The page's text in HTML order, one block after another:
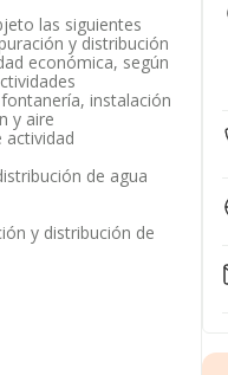
las siguientes
y distribución
económica, según
instalación
y aire
actividad
de agua
y distribución de